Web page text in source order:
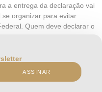
a entrega da declaração vai
organizar para evitar
Quem deve declarar o
ASSINAR